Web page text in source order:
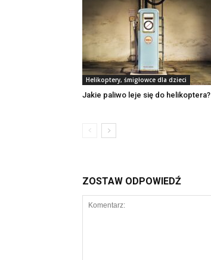
Helikoptery, śmigłowce dla dzieci
Jakie paliwo leje się do helikoptera?
ZOSTAW ODPOWIEDŹ